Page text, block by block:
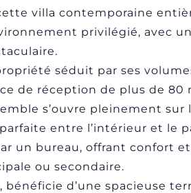
villa contemporaine
privilégié, avec
séduit par ses
de réception de plus de 80
s’ouvre pleinement sur
entre l’intérieur et le
un bureau, offrant confort
ou secondaire.
d’une spacieuse